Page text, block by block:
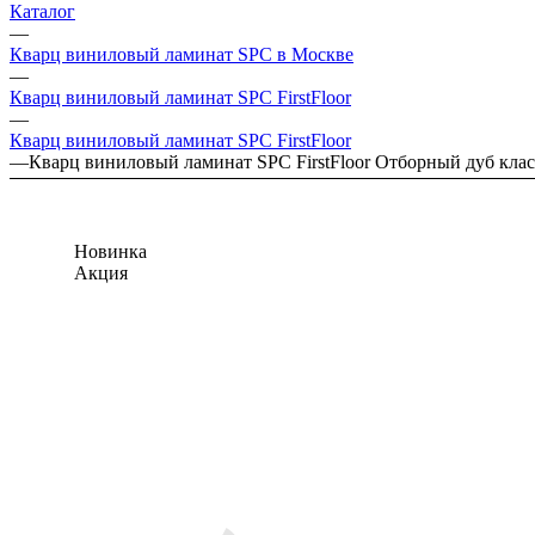
Каталог
—
Кварц виниловый ламинат SPC в Москве
—
Кварц виниловый ламинат SPC FirstFloor
—
Кварц виниловый ламинат SPC FirstFloor
—Кварц виниловый ламинат SPC FirstFloor Отборный дуб
Новинка
Акция